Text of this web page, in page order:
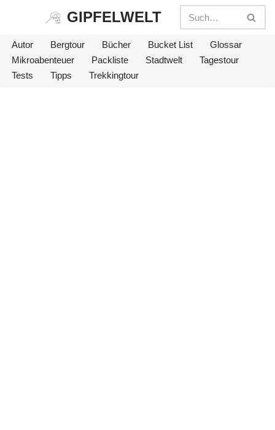
Inhalt
springen
GIPFELWELT
Autor Bergtour Bücher Bucket List
Glossar
Mikroabenteuer
Packliste Stadtwelt
Tagestour
Tests
Tipps Trekkingtour